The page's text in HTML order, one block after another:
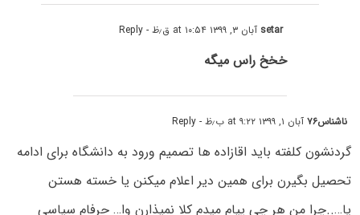
setar آبان ۳, ۱۳۹۹ at ۱۰:۵۴ ق٫ظ - Reply
خخخ راس میگه
ناشناس۷۶ آبان ۱, ۱۳۹۹ at ۹:۲۲ ب٫ظ - Reply
گردنشون کلفته باید اقازاده ها تصمیم ورود به دانشگاه برای ادامه
تحصیل بگیرن برای همین دیر اعلام میکنن یا خسته هستن
یا…..چرا من هر چی پیام میدم کلا نمیذارن وا… حرفام سیاسی